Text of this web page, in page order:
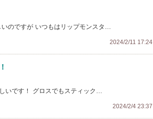
のですが いつもはリップモンスタ…
2024/2/11 17:24
いです！ グロスでもスティック…
2024/2/4 23:37